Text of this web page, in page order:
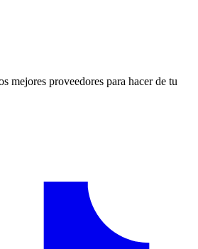
mejores proveedores para hacer de tu